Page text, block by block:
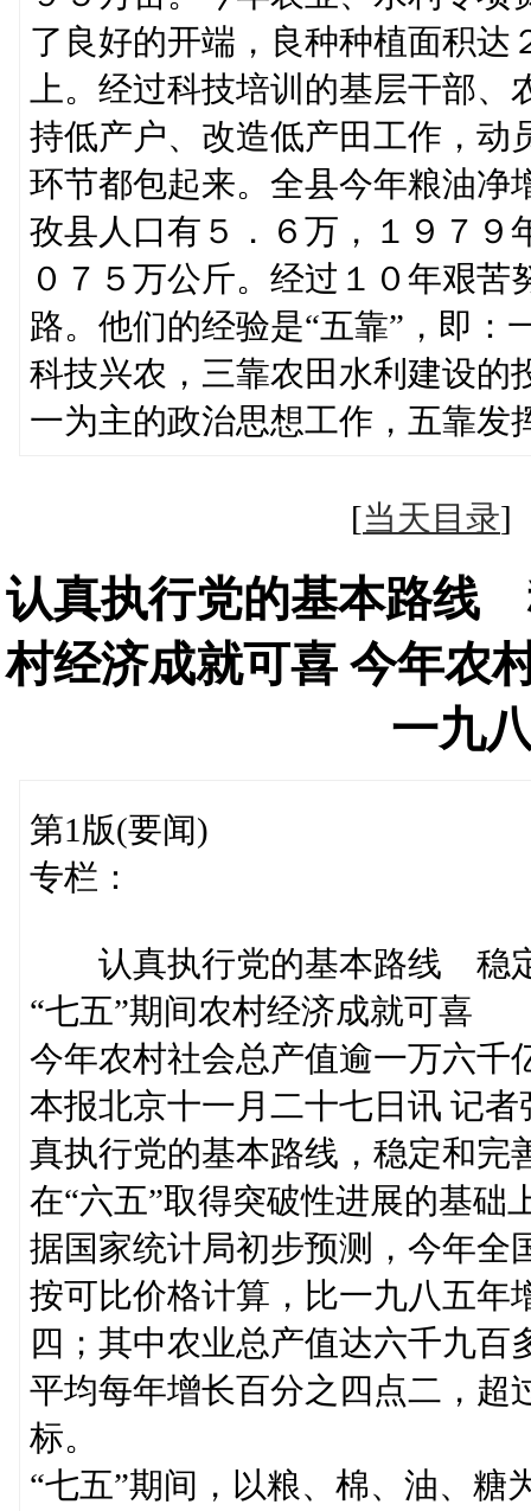
了良好的开端，良种种植面积达
上。经过科技培训的基层干部
持低产户、改造低产田工作，动
环节都包起来。全县今年粮油净
孜县人口有５．６万，１９７９
０７５万公斤。经过１０年艰
路。他们的经验是“五靠”，即：
科技兴农，三靠农田水利建设的
一为主的政治思想工作，五靠发
[当天目录
认真执行党的基本路线
村经济成就可喜 今年农
一九
第1版(要闻)
专栏：
认真执行党的基本路线 稳
“七五”期间农村经济成就可喜
今年农村社会总产值逾一万六千
本报北京十一月二十七日讯 记
真执行党的基本路线，稳定和完
在“六五”取得突破性进展的基础
据国家统计局初步预测，今年全
按可比价格计算，比一九八五年
四；其中农业总产值达六千九百
平均每年增长百分之四点二，超
标。
“七五”期间，以粮、棉、油、糖